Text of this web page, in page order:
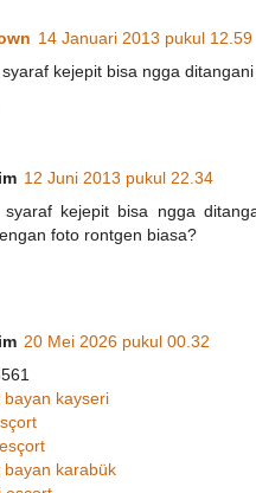
14 Januari 2013 pukul 12.59
kejepit bisa ngga
12 Juni 2013 pukul 22.34
syaraf kejepit bisa ngga
foto rontgen biasa?
20 Mei 2026 pukul 00.32
bayan kayseri
bayan karabük